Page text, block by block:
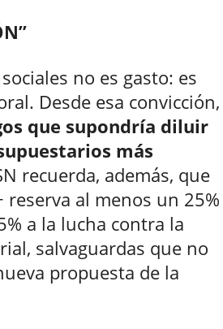
no es gasto: es
Desde esa convicción,
que supondría diluir
más
recuerda, además, que
reserva al menos un 25%
a la lucha contra la
salvaguardas que no
propuesta de la